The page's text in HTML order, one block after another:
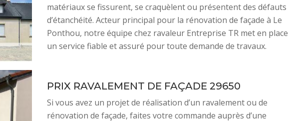
matériaux se fissurent, se craquèlent ou présentent des défauts
d’étanchéité. Acteur principal pour la rénovation de façade à Le
Ponthou, notre équipe chez ravaleur Entreprise TR met en place
un service fiable et assuré pour toute demande de travaux.
PRIX RAVALEMENT DE FAÇADE 29650
Si vous avez un projet de réalisation d’un ravalement ou de
rénovation de façade, faites votre commande auprès d’une